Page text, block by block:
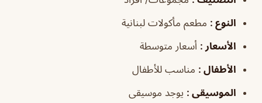
النوع : مطعم مأكولات لبنانية
الأسعار : أسعار متوسطة
الأطفال : مناسب للأطفال
الموسيقى : يوجد موسيقى